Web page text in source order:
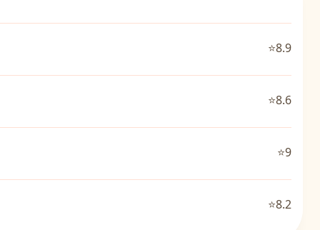
⭐8.9
⭐8.6
⭐9
⭐8.2